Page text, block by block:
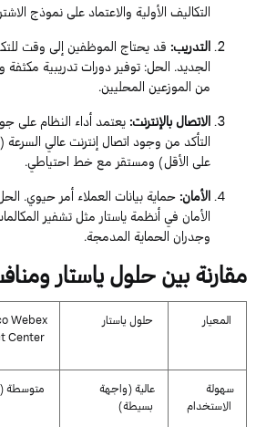
التكاليف الأولية والاعتماد على نموذج
التدريب: قد يحتاج الموظفينإلى وقت
الجديد. الحل: توفير دورات تدريبية
منالموزعين المحليين.
الاتصال بالإنترنت:يعتمد أداء النظام على
التأكد من وجود اتصال إنترنت عالي السرعة (
على الأقل) ومستقر مع خط احتياطي.
الأمان:حماية بيانات العملاء أمر حيوي.
الأمان في أنظمةياستارمثل تشفير
وجدران الحماية المدمجة.
مقارنة بين حلولياستار
Webex
Center
حلولياستار المعيار
متوسطة عالية (واجهة
بسيطة)
سهولة
الاستخدام